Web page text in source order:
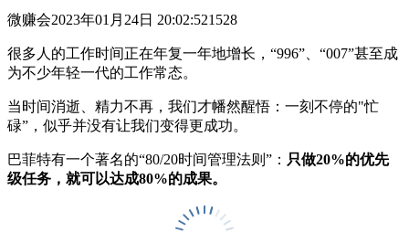
微赚会2023年01月24日 20:02:521528
很多人的工作时间正在年复一年地增长，“996”、“007”甚至成
为不少年轻一代的工作常态。
当时间消逝、精力不再，我们才幡然醒悟：一刻不停的"忙
碌”，似乎并没有让我们变得更成功。
巴菲特有一个著名的“80/20时间管理法则”： 只做20%的优先
级任务，就可以达成80%的成果。